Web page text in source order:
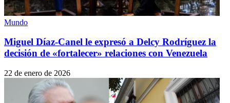
Mundo
Miguel Díaz-Canel le expresó a Delcy Rodríguez la
decisión de «fortalecer» relaciones con Venezuela
22 de enero de 2026